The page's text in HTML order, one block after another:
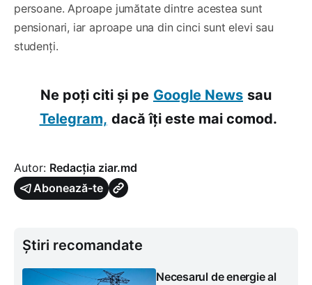
persoane. Aproape jumătate dintre acestea sunt
pensionari, iar aproape una din cinci sunt elevi sau
studenți.
Ne poți citi și pe Google News sau
Telegram, dacă îți este mai comod.
Autor: Redacția ziar.md
Abonează-te
Știri recomandate
Necesarul de energie al